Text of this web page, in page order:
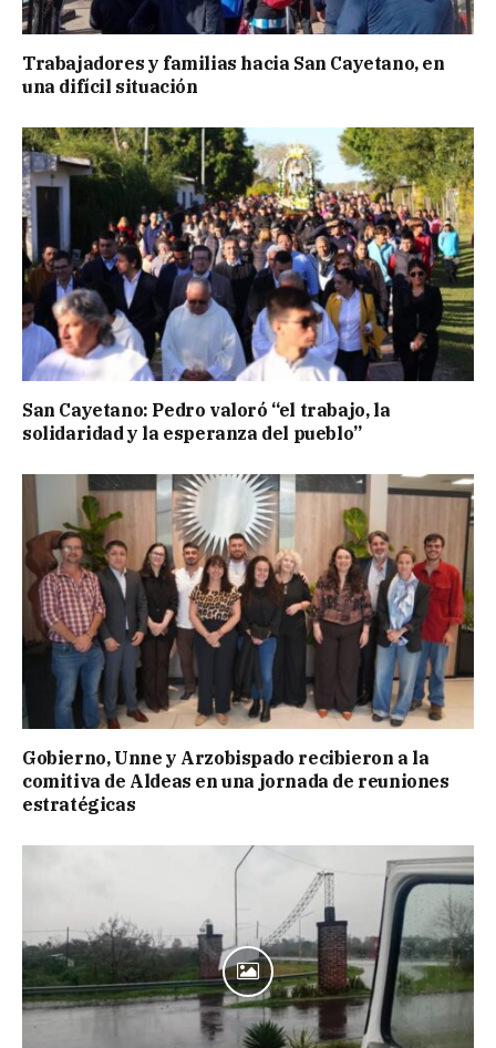
Trabajadores y familias hacia San Cayetano, en
una difícil situación
San Cayetano: Pedro valoró “el trabajo, la
solidaridad y la esperanza del pueblo”
Gobierno, Unne y Arzobispado recibieron a la
comitiva de Aldeas en una jornada de reuniones
estratégicas